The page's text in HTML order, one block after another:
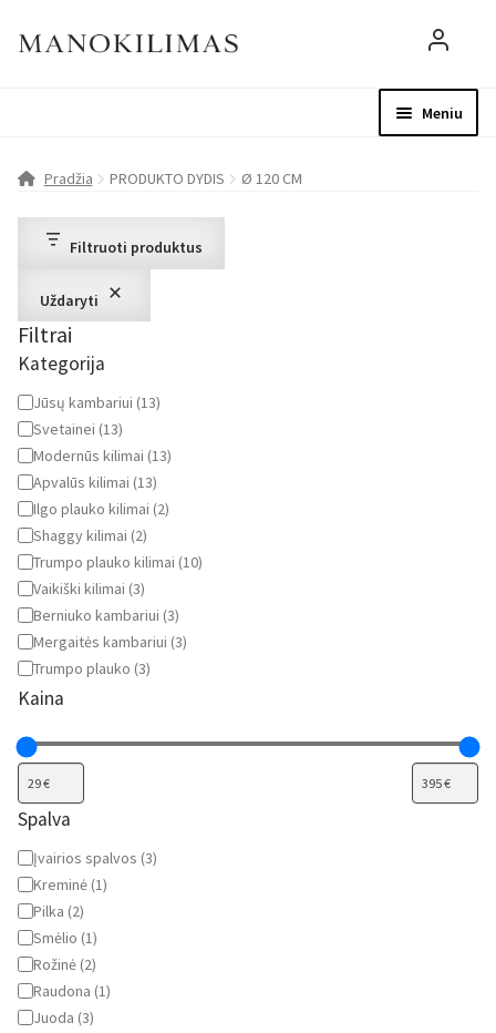
Meniu
D.U.K.
Apie mus
Paskyra
Pradžia PRODUKTO DYDIS Ø 120 CM
Filtruoti produktus
Uždaryti
Filtrai
Kategorija
Kategorija
Jūsų kambariui (13)
Svetainei (13)
Modernūs kilimai (13)
Apvalūs kilimai (13)
Ilgo plauko kilimai (2)
Shaggy kilimai (2)
Trumpo plauko kilimai (10)
Vaikiški kilimai (3)
Berniuko kambariui (3)
Mergaitės kambariui (3)
Trumpo plauko (3)
Kaina
Spalva
Spalva
Įvairios spalvos (3)
Kreminė (1)
Pilka (2)
Smėlio (1)
Rožinė (2)
Raudona (1)
Juoda (3)